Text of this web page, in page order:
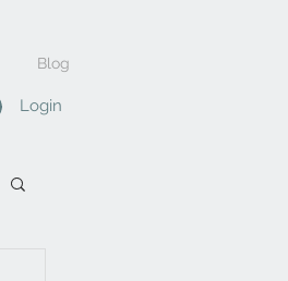
Blog
Login